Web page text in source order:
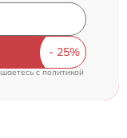
cполитикой